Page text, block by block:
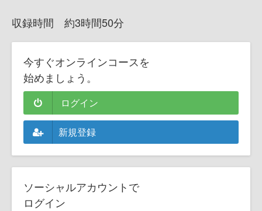
収録時間 約3時間50分
今すぐオンラインコースを
始めましょう。
ログイン
新規登録
ソーシャルアカウントで
ログイン